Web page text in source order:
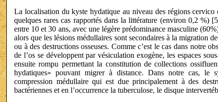
La localisation du kyste hydatique au niveau des régions
quelques rares cas rapportés dans la littérature (environ 0,2 %)
entre 10 et 30 ans, avec une légère prédominance masculine
alors que les lésions médullaires sont secondaires à la migration
ou à des destructions osseuses. Comme c’est le cas dans notre
de l’os se développent par vésiculation exogène, les espaces
ensuite rompu permettant la constitution de collections
hydatiques» pouvant migrer à distance. Dans notre cas, le
compression médullaire qui est due principalement à des
bactériennes et en l’occurrence la tuberculose, le disque